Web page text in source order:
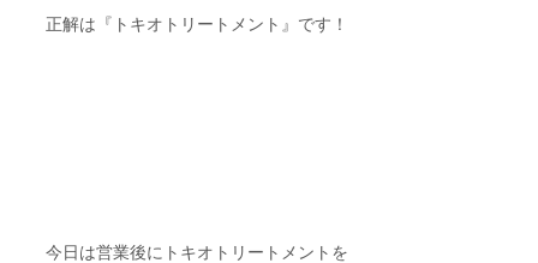
正解は『トキオトリートメント』です！
今日は営業後にトキオトリートメントを